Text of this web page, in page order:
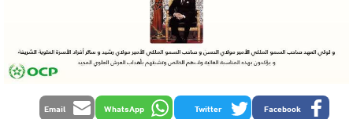
Facebook
Twitter
WhatsApp
Email